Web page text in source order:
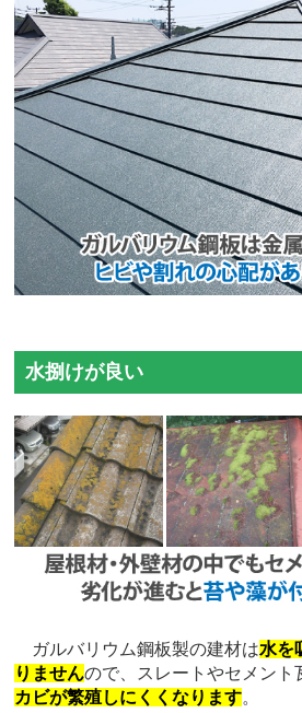
水捌けが良い
ガルバリウム鋼板製の建材は水を
りませんので、スレートやセメント
カビが繁殖しにくくなります。